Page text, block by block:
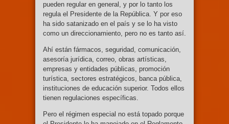
pueden regular en general, y por lo tanto los
regula el Presidente de la República. Y por eso
ha sido satanizado en el país y se lo ha visto
como un direccionamiento, pero no es tanto así.
Ahí están fármacos, seguridad, comunicación,
asesoría jurídica, correo, obras artísticas,
empresas y entidades públicas, promoción
turística, sectores estratégicos, banca pública,
instituciones de educación superior. Todos ellos
tienen regulaciones específicas.
Pero el régimen especial no está topado porque